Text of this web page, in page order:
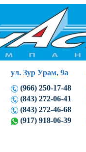
ул. Зур Урам, 9а
(966) 250-17-48
(843) 272-06-41
(843) 272-46-68
(917) 918-06-39